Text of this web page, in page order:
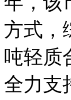
方式，
吨轻质
全力支